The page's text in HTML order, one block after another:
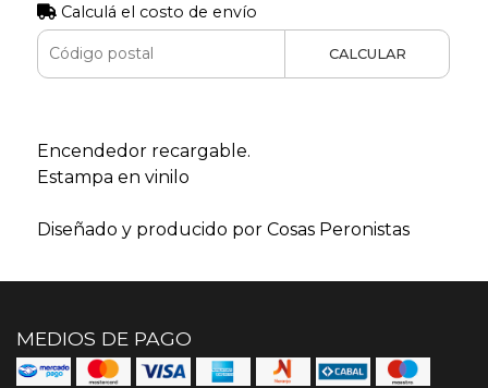
Calculá el costo de envío
CALCULAR
Encendedor recargable.
Estampa en vinilo
Diseñado y producido por Cosas Peronistas
MEDIOS DE PAGO